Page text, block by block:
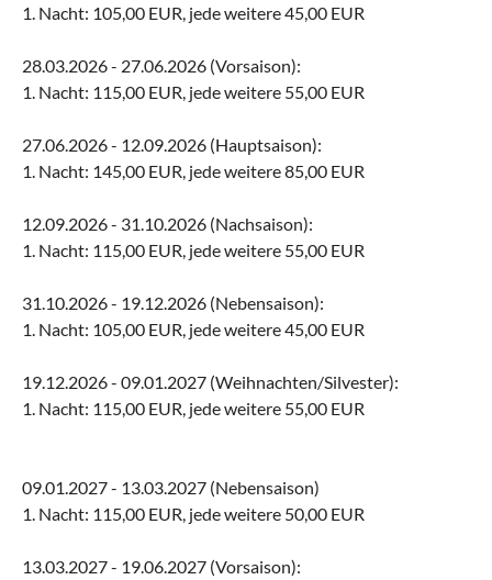
1. Nacht: 105,00 EUR, jede weitere 45,00 EUR
28.03.2026 - 27.06.2026 (Vorsaison):
1. Nacht: 115,00 EUR, jede weitere 55,00 EUR
27.06.2026 - 12.09.2026 (Hauptsaison):
1. Nacht: 145,00 EUR, jede weitere 85,00 EUR
12.09.2026 - 31.10.2026 (Nachsaison):
1. Nacht: 115,00 EUR, jede weitere 55,00 EUR
31.10.2026 - 19.12.2026 (Nebensaison):
1. Nacht: 105,00 EUR, jede weitere 45,00 EUR
19.12.2026 - 09.01.2027 (Weihnachten/Silvester):
1. Nacht: 115,00 EUR, jede weitere 55,00 EUR
09.01.2027 - 13.03.2027 (Nebensaison)
1. Nacht: 115,00 EUR, jede weitere 50,00 EUR
13.03.2027 - 19.06.2027 (Vorsaison):